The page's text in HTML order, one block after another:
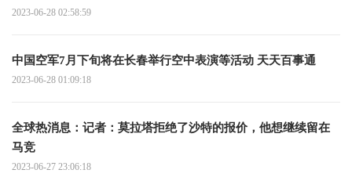
2023-06-28 02:58:59
中国空军7月下旬将在长春举行空中表演等活动 天天百事通
2023-06-28 01:09:18
全球热消息：记者：莫拉塔拒绝了沙特的报价，他想继续留在
马竞
2023-06-27 23:06:18